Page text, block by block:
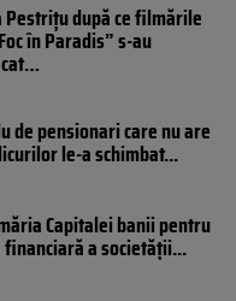
Pestrițu după ce filmările
în Paradis” s-au
de pensionari care nu are
le-a schimbat...
Capitalei banii pentru
financiară a societății...